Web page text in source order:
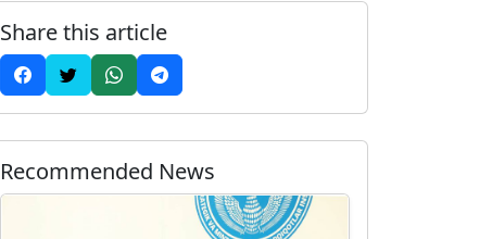
Share this article
Recommended News